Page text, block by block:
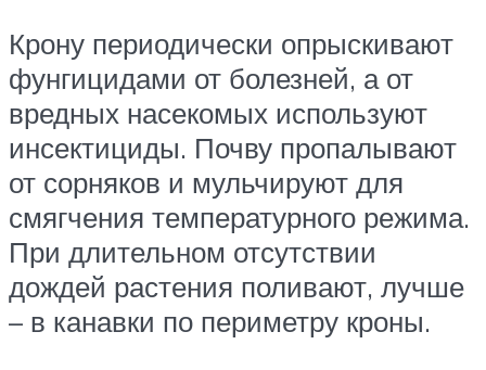
Крону периодически опрыскивают
фунгицидами от болезней, а от
вредных насекомых используют
инсектициды. Почву пропалывают
от сорняков и мульчируют для
смягчения температурного режима.
При длительном отсутствии
дождей растения поливают, лучше
– в канавки по периметру кроны.